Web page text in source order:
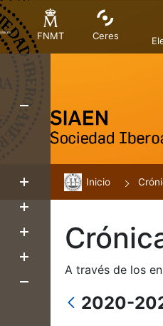
FNMT Ceres
Mostrar/Ocultar
Mostrar/Ocultar
Inicio
A través de los
2020-